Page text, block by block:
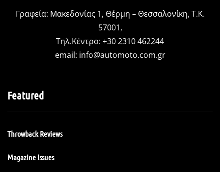
Γραφεία: Μακεδονίας 1, Θέρμη – Θεσσαλονίκη, Τ.Κ.
57001,
Τηλ.Κέντρο: +30 2310 462244
email: info@automoto.com.gr
Featured
Throwback Reviews
Magazine Issues